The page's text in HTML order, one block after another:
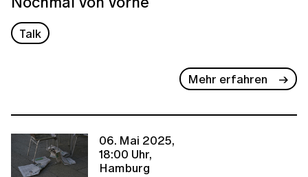
Talk
Mehr erfahren
06. Mai 2025,
18:00 Uhr,
Hamburg